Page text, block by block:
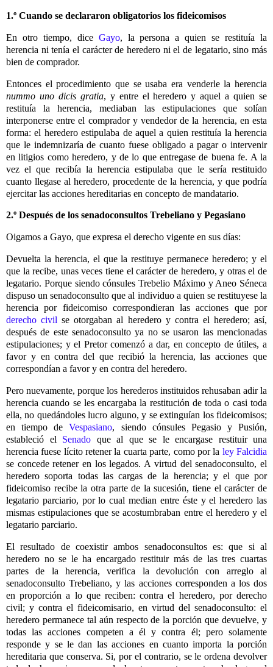
1.º Cuando se declararon obligatorios los fideicomisos
En otro tiempo, dice Gayo, la persona a quien se restituía la
herencia ni tenía el carácter de heredero ni el de legatario, sino más
bien de comprador.
Entonces el procedimiento que se usaba era venderle la herencia
nummo uno dicis gratia, y entre el heredero y aquel a quien se
restituía la herencia, mediaban las estipulaciones que solían
interponerse entre el comprador y vendedor de la herencia, en esta
forma: el heredero estipulaba de aquel a quien restituía la herencia
que le indemnizaría de cuanto fuese obligado a pagar o intervenir
en litigios como heredero, y de lo que entregase de buena fe. A la
vez el que recibía la herencia estipulaba que le sería restituido
cuanto llegase al heredero, procedente de la herencia, y que podría
ejercitar las acciones hereditarias en concepto de mandatario.
2.º Después de los senadoconsultos Trebeliano y Pegasiano
Oigamos a Gayo, que expresa el derecho vigente en sus días:
Devuelta la herencia, el que la restituye permanece heredero; y el
que la recibe, unas veces tiene el carácter de heredero, y otras el de
legatario. Porque siendo cónsules Trebelio Máximo y Aneo Séneca
dispuso un senadoconsulto que al individuo a quien se restituyese la
herencia por fideicomiso correspondieran las acciones que por
derecho civil se otorgaban al heredero y contra el heredero; así,
después de este senadoconsulto ya no se usaron las mencionadas
estipulaciones; y el Pretor comenzó a dar, en concepto de útiles, a
favor y en contra del que recibió la herencia, las acciones que
correspondían a favor y en contra del heredero.
Pero nuevamente, porque los herederos instituidos rehusaban adir la
herencia cuando se les encargaba la restitución de toda o casi toda
ella, no quedándoles lucro alguno, y se extinguían los fideicomisos;
en tiempo deVespasiano, siendo cónsules Pegasio y Pusión,
estableció el Senado que al que se le encargase restituir una
herencia fuese lícito retener la cuarta parte, como por la ley Falcidia
se concede retener en los legados. A virtud del senadoconsulto, el
heredero soporta todas las cargas de la herencia; y el que por
fideicomiso recibe la otra parte de la sucesión, tiene el carácter de
legatario parciario, por lo cual median entre éste y el heredero las
mismas estipulaciones que se acostumbraban entre el heredero y el
legatario parciario.
El resultado de coexistir ambos senadoconsultos es: que si al
heredero no se le ha encargado restituir más de las tres cuartas
partes de la herencia, verifica la devolución con arreglo al
senadoconsulto Trebeliano, y las acciones corresponden a los dos
en proporción a lo que reciben: contra el heredero, por derecho
civil; y contra el fideicomisario, en virtud del senadoconsulto: el
heredero permanece tal aún respecto de la porción que devuelve, y
todas las acciones competen a él y contra él; pero solamente
responde y se le dan las acciones en cuanto importa la porción
hereditaria que conserva. Si, por el contrario, se le ordena devolver